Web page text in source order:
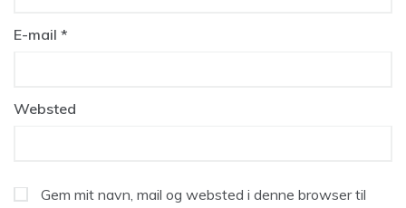
E-mail *
Websted
Gem mit navn, mail og websted i denne browser til